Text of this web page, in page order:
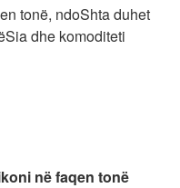
tonë, ndoShta duhet
dhe komoditeti
në faqen tonë